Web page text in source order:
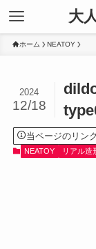
大
ホーム NEATOY
2024
12/18
当ページのリン
NEATOY リアル造